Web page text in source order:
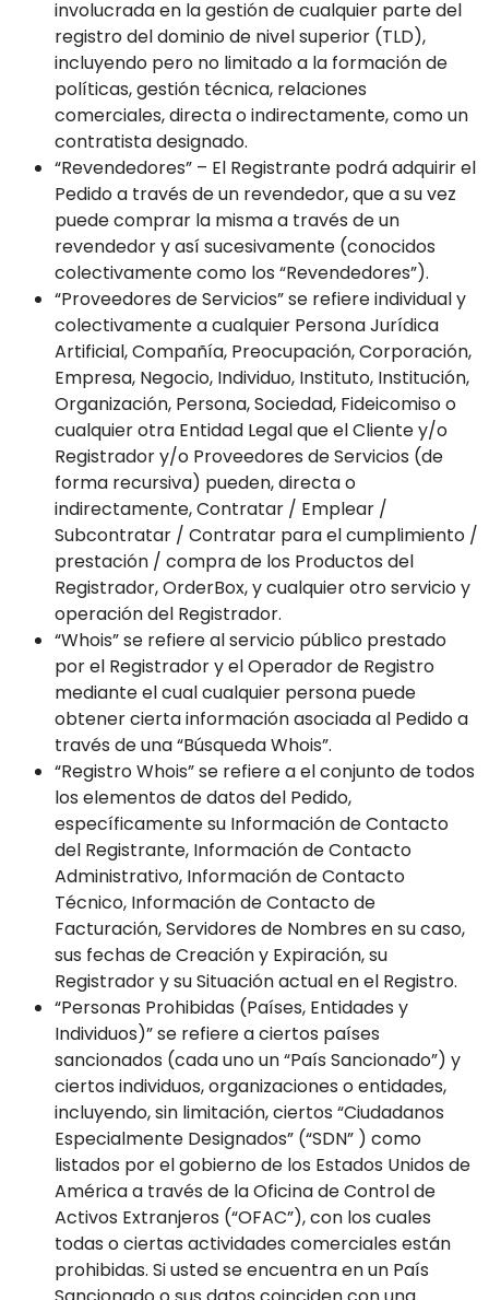
involucrada en la gestión de cualquier parte del
registro del dominio de nivel superior (TLD),
incluyendo pero no limitado a la formación de
políticas, gestión técnica, relaciones
comerciales, directa o indirectamente, como un
contratista designado.
“Revendedores” – El Registrante podrá adquirir el
Pedido a través de un revendedor, que a su vez
puede comprar la misma a través de un
revendedor y así sucesivamente (conocidos
colectivamente como los “Revendedores”).
“Proveedores de Servicios” se refiere individual y
colectivamente a cualquier Persona Jurídica
Artificial, Compañía, Preocupación, Corporación,
Empresa, Negocio, Individuo, Instituto, Institución,
Organización, Persona, Sociedad, Fideicomiso o
cualquier otra Entidad Legal que el Cliente y/o
Registrador y/o Proveedores de Servicios (de
forma recursiva) pueden, directa o
indirectamente, Contratar / Emplear /
Subcontratar / Contratar para el cumplimiento /
prestación / compra de los Productos del
Registrador, OrderBox, y cualquier otro servicio y
operación del Registrador.
“Whois” se refiere al servicio público prestado
por el Registrador y el Operador de Registro
mediante el cual cualquier persona puede
obtener cierta información asociada al Pedido a
través de una “Búsqueda Whois”.
“Registro Whois” se refiere a el conjunto de todos
los elementos de datos del Pedido,
específicamente su Información de Contacto
del Registrante, Información de Contacto
Administrativo, Información de Contacto
Técnico, Información de Contacto de
Facturación, Servidores de Nombres en su caso,
sus fechas de Creación y Expiración, su
Registrador y su Situación actual en el Registro.
“Personas Prohibidas (Países, Entidades y
Individuos)” se refiere a ciertos países
sancionados (cada uno un “País Sancionado”) y
ciertos individuos, organizaciones o entidades,
incluyendo, sin limitación, ciertos “Ciudadanos
Especialmente Designados” (“SDN” ) como
listados por el gobierno de los Estados Unidos de
América a través de la Oficina de Control de
Activos Extranjeros (“OFAC”), con los cuales
todas o ciertas actividades comerciales están
prohibidas. Si usted se encuentra en un País